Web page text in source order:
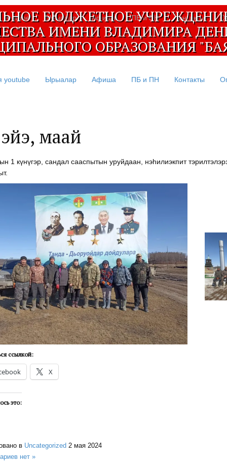
youtube Ырыалар Афиша ПБ и ПН Контакты
БЮДЖЕТНОЕ
ИМЕНИ ВЛАДИМИРА
ОБРАЗОВАНИЯ
youtube Ырыалар Афиша ПБ и ПН Контакты
эйэ, маай
1 күнүгэр, сандал сааспытын уруйдаан, нэһилиэкпит
ссылкой:
X
это:
в Uncategorized 2 мая 2024
нет »